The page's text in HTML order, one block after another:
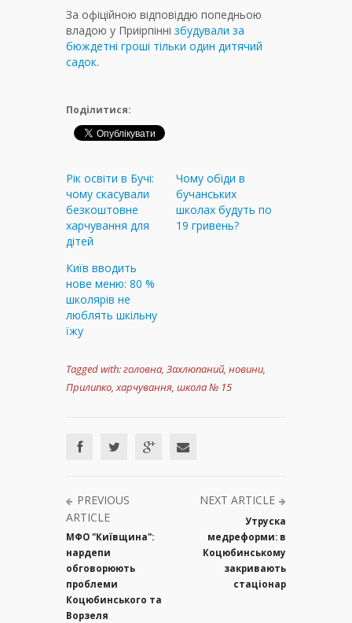
За офіційною відповіддю попедньою
владою у Приірпінні збудували за
бюждетні гроші тільки один дитячий
садок.
Поділитися:
Рік освіти в Бучі:
чому скасували
безкоштовне
харчування для
дітей
Чому обіди в
бучанських
школах будуть по
19 гривень?
Київ вводить
нове меню: 80 %
школярів не
люблять шкільну
їжу
Tagged with:головна, Захлюпаний, новини,
Прилипко,харчування, школа № 15
PREVIOUS
ARTICLE
МФО "Київщина":
нардепи
обговорюють
проблеми
Коцюбинського та
Ворзеля
NEXT ARTICLE
Утруска
медреформи: в
Коцюбинському
закривають
стаціонар